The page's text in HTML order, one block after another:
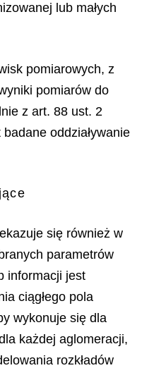
lub małych
pomiarowych, z
pomiarów do
z art. 88 ust. 2
oddziaływanie
się również w
parametrów
informacji jest
ciągłego pola
wykonuje się dla
każdej aglomeracji,
rozkładów